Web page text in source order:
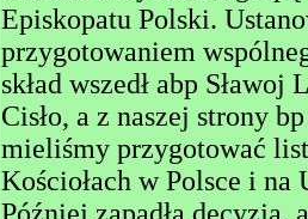
Episkopatu Polski.
przygotowaniem
skład wszedł abp Sławoj
Cisło, a z naszej strony
mieliśmy przygotować
Kościołach w Polsce i